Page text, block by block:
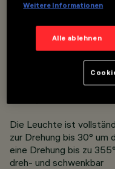
Blade R - Vollendete
kompakter Lichtring mit
Mitte unterschiedliche
und ihres
Die Leuchte ist
zur Drehung bis 30° um
eine Drehung bis zu
dreh- und schwenkbar
Weitere Informationen
Alle ablehnen